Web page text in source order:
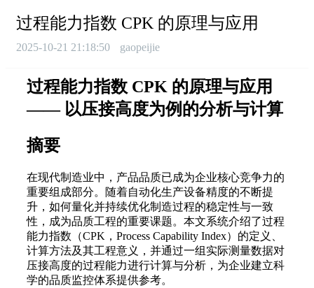
过程能力指数 CPK 的原理与应用
2025-10-21 21:18:50 gaopeijie
过程能力指数 CPK 的原理与应用
—— 以压接高度为例的分析与计算
摘要
在现代制造业中，产品品质已成为企业核心竞争力的
重要组成部分。随着自动化生产设备精度的不断提
升，如何量化并持续优化制造过程的稳定性与一致
性，成为品质工程的重要课题。本文系统介绍了过程
能力指数（CPK，Process Capability Index）的定义、
计算方法及其工程意义，并通过一组实际测量数据对
压接高度的过程能力进行计算与分析，为企业建立科
学的品质监控体系提供参考。